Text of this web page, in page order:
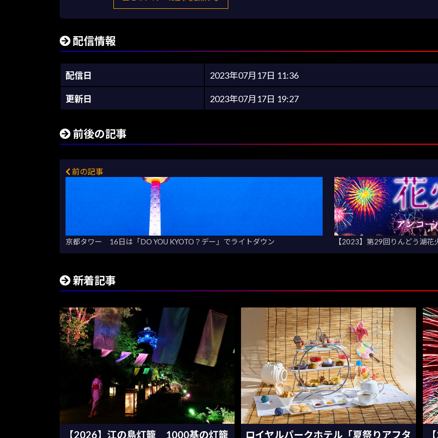
配信情報
配信日 2023年07月17日 11:36
更新日 2023年07月17日 19:27
前後の記事
前の記事
京都タワー 16日は「DO YOU KYOTO？デー」でライトダウン 【2023】第29回りんどう湖
新着記事
【2026】江の島灯籠 1000基の灯籠 ロイヤルパークホテル「夏祭りアフタ